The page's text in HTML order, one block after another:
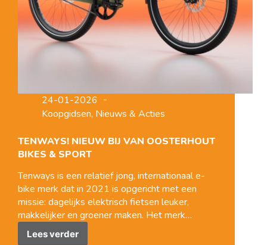
24-01-2026
Koopgidsen, Nieuws & Acties
TENWAYS! NIEUW BIJ VAN OOSTERHOUT
BIKES & SPORT
Tenways is een relatief jong, internationaal e-
bike merk dat in 2021 is opgericht met een
missie: dagelijks elektrisch fietsen leuker,
makkelijker en groener maken. Het merk…
Lees verder
Tenways!